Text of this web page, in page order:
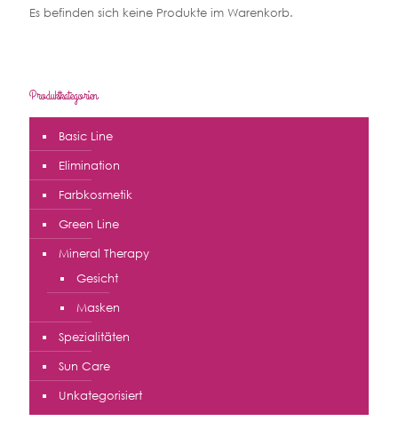
Es befinden sich keine Produkte im Warenkorb.
Produktkategorien
Basic Line
Elimination
Farbkosmetik
Green Line
Mineral Therapy
Gesicht
Masken
Spezialitäten
Sun Care
Unkategorisiert